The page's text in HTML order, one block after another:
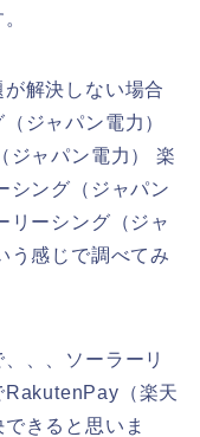
解決しない場合
ジャパン電力）
ジャパン電力） 楽
ング（ジャパン
ーシング（ジャ
感じで調べてみ
、、ソーラーリ
RakutenPay（楽天
きると思いま